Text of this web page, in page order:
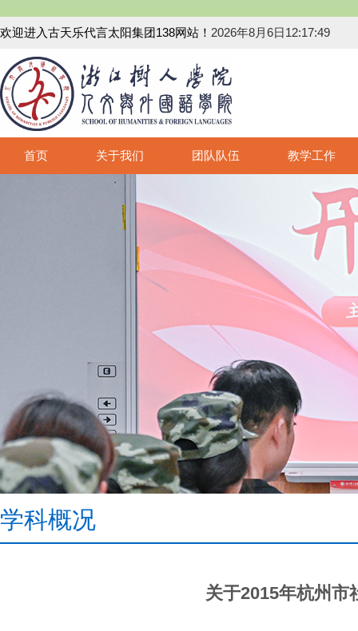
欢迎进入古天乐代言太阳集团138网站！ 2026年8月6日12:17:49
首页 关于我们 团队队伍 教学工作
学科概况
关于2015年杭州市